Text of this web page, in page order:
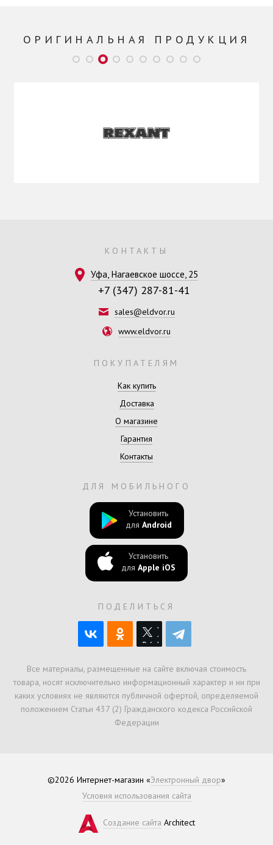
ОРИГИНАЛЬНАЯ ПРОДУКЦИЯ
КОНТАКТЫ
Уфа, Нагаевское шоссе, 25
+7 (347) 287-81-41
sales@eldvor.ru
www.eldvor.ru
ПОКУПАТЕЛЯМ
Как купить
Доставка
О магазине
Гарантия
Контакты
ДЛЯ МОБИЛЬНОГО
Установить
для Android
Установить
для Apple iOS
ПОДЕЛИТЬСЯ
Все материалы, размещенные на сайте включая стоимость
товара, носят исключительно информационный характер и ни при
каких условиях не являются публичной офертой, определяемой
положением Статьи 437 (2) Гражданского кодекса Российской
Федерации
©2026 Интернет-магазин «Электронный двор»
Условия использования сайта
Создание сайта Architect